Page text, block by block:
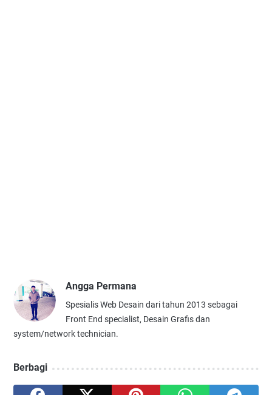
Angga Permana
Spesialis Web Desain dari tahun 2013 sebagai
Front End specialist, Desain Grafis dan
system/network technician.
Berbagi